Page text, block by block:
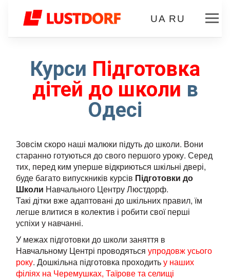
UA RU
Курси Підготовка
дітей до школи в
Одесі
Зовсім скоро наші малюки підуть до школи. Вони
старанно готуються до свого першого уроку. Серед
тих, перед ким уперше відкриються шкільні двері,
буде багато випускників курсів Підготовки до
Школи Навчального Центру Люстдорф.
Такі дітки вже адаптовані до шкільних правил, їм
легше влитися в колектив і робити свої перші
успіхи у навчанні.
У межах підготовки до школи заняття в
Навчальному Центрі проводяться упродовж усього
року. Дошкільна підготовка проходитьу наших
філіях на Черемушках, Таїрове та селищі